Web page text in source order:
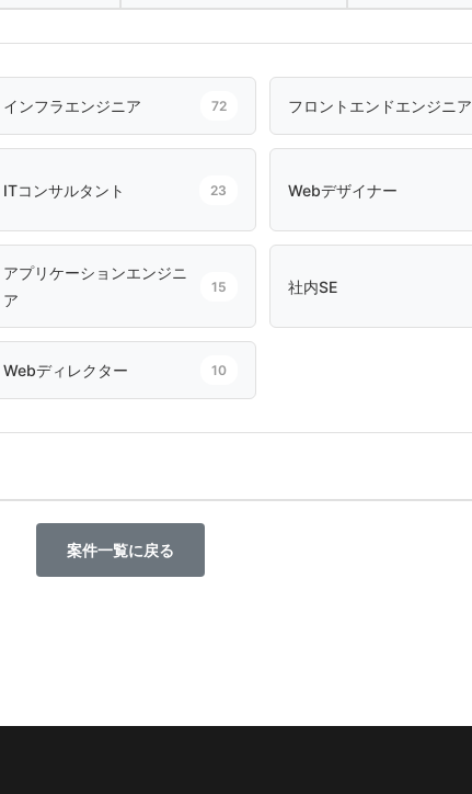
インフラエンジニア 72 フロントエンドエンジニア
ITコンサルタント 23 Webデザイナー
アプリケーションエンジニ
ア
15 社内SE
Webディレクター 10
案件一覧に戻る